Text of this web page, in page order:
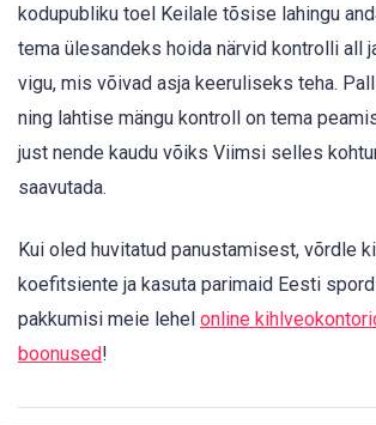
kodupubliku toel Keilale tõsise lahingu
tema ülesandeks hoida närvid kontrolli all
vigu, mis võivad asja keeruliseks teha.
ning lahtise mängu kontroll on tema
just nende kaudu võiks Viimsi selles
saavutada.
Kui oled huvitatud panustamisest, võrdle
koefitsiente ja kasuta parimaid Eesti
pakkumisi meie lehel online
boonused!